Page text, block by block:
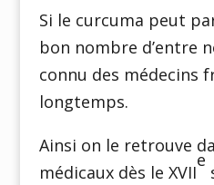
Si le curcuma peut
bon nombre d’entre
connu des médecins
longtemps.
Ainsi on le retrouve
médicaux dès le XVII
e